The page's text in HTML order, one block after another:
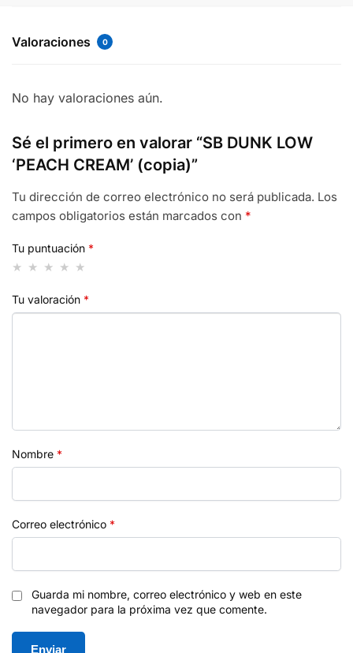
Valoraciones 0
No hay valoraciones aún.
Sé el primero en valorar “SB DUNK LOW
‘PEACH CREAM’ (copia)”
Tu dirección de correo electrónico no será publicada. Los
campos obligatorios están marcados con *
Tu puntuación *
Tu valoración *
Nombre *
Correo electrónico *
Guarda mi nombre, correo electrónico y web en este
navegador para la próxima vez que comente.